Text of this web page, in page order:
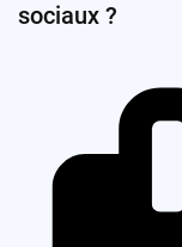
sociaux ?